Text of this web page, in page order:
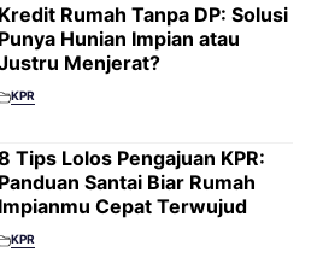
Kredit Rumah Tanpa DP: Solusi
Punya Hunian Impian atau
Menjerat?
KPR
Tips Lolos Pengajuan KPR:
Panduan Santai Biar Rumah
Impianmu Cepat Terwujud
KPR